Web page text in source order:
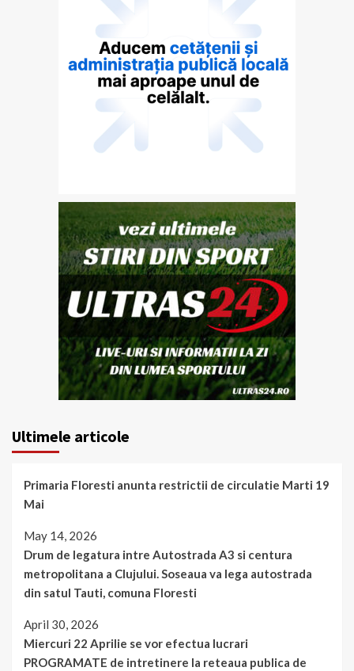
Ultimele articole
Primaria Floresti anunta restrictii de circulatie Marti 19
Mai
May 14, 2026
Drum de legatura intre Autostrada A3 si centura
metropolitana a Clujului. Soseaua va lega autostrada
din satul Tauti, comuna Floresti
April 30, 2026
Miercuri 22 Aprilie se vor efectua lucrari
PROGRAMATE de intretinere la reteaua publica de